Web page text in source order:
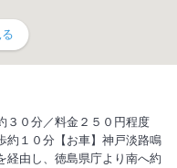
３０分／料金２５０円程度
約１０分【お車】神戸淡路鳴
経由し、徳島県庁より南へ約